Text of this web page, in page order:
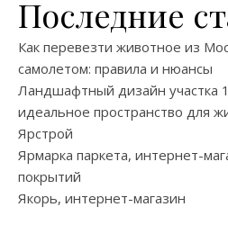
Последние
Как перевезти животное из
самолетом: правила и нюансы
Ландшафтный дизайн участка
идеальное пространство для
Ярстрой
Ярмарка паркета, интернет-
покрытий
Якорь, интернет-магазин